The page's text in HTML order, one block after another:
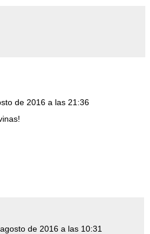
de 2016 a las 21:36
de 2016 a las 10:31